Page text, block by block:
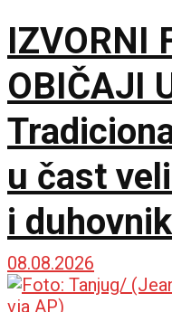
policija
subotom
IZVORNI
OBIČAJI
u čast
i
08.08.2026